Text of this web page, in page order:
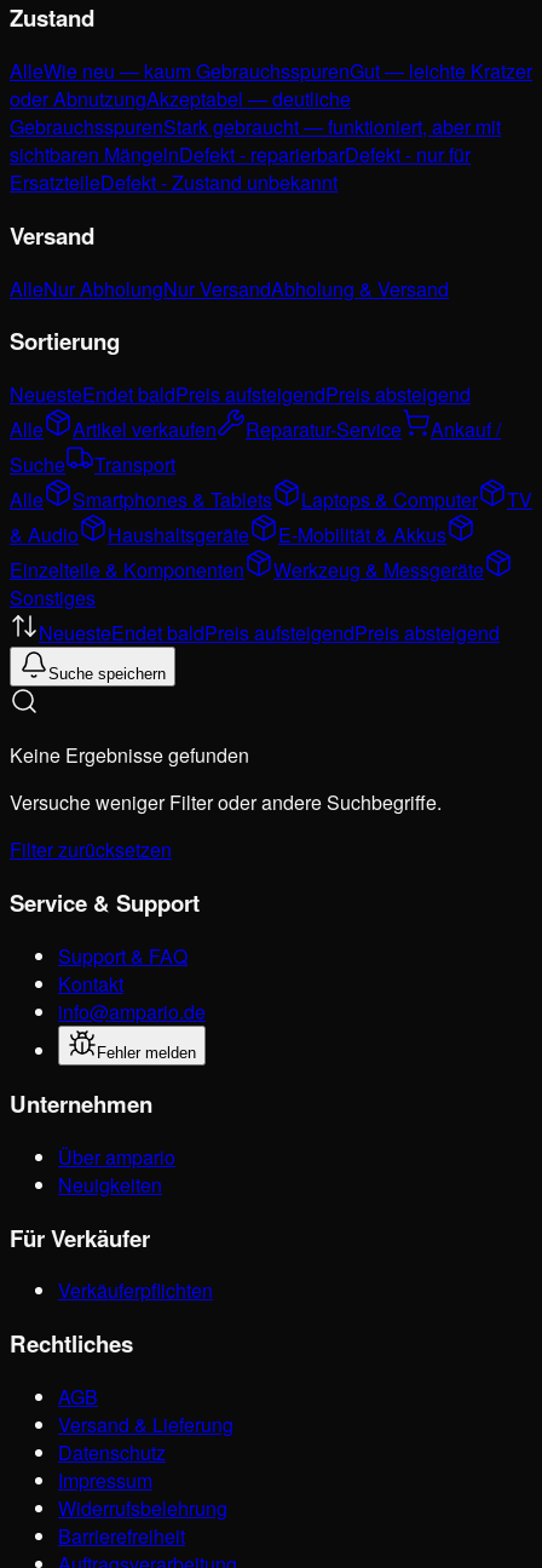
Zustand
AlleWie neu — kaum GebrauchsspurenGut — leichte Kratzer
oder AbnutzungAkzeptabel — deutliche
GebrauchsspurenStark gebraucht — funktioniert, aber mit
sichtbaren MängelnDefekt - reparierbarDefekt - nur für
ErsatzteileDefekt - Zustand unbekannt
Versand
AlleNur AbholungNur VersandAbholung & Versand
Sortierung
NeuesteEndet baldPreis aufsteigendPreis absteigend
Alle
Artikel verkaufen Reparatur-Service
Ankauf /
Suche
Transport
Alle
Smartphones & Tablets Laptops & Computer
TV
& Audio
Haushaltsgeräte
E-Mobilität & Akkus
Einzelteile & Komponenten
Werkzeug & Messgeräte
Sonstiges
NeuesteEndet baldPreis aufsteigendPreis absteigend
Suche speichern
Keine Ergebnisse gefunden
Versuche weniger Filter oder andere Suchbegriffe.
Filter zurücksetzen
Service & Support
Support & FAQ
Kontakt
info@ampario.de
Fehler melden
Unternehmen
Über ampario
Neuigkeiten
Für Verkäufer
Verkäuferpflichten
Rechtliches
AGB
Versand & Lieferung
Datenschutz
Impressum
Widerrufsbelehrung
Barrierefreiheit